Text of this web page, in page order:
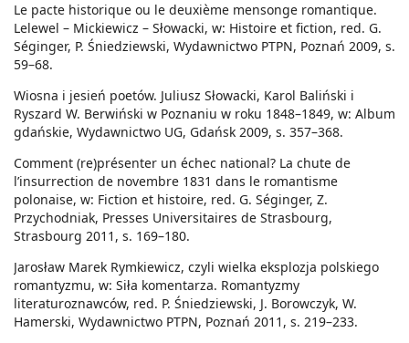
Le pacte historique ou le deuxième mensonge romantique.
Lelewel – Mickiewicz – Słowacki, w: Histoire et fiction, red. G.
Séginger, P. Śniedziewski, Wydawnictwo PTPN, Poznań 2009, s.
59–68.
Wiosna i jesień poetów. Juliusz Słowacki, Karol Baliński i
Ryszard W. Berwiński w Poznaniu w roku 1848–1849, w: Album
gdańskie, Wydawnictwo UG, Gdańsk 2009, s. 357–368.
Comment (re)présenter un échec national? La chute de
l’insurrection de novembre 1831 dans le romantisme
polonaise, w: Fiction et histoire, red. G. Séginger, Z.
Przychodniak, Presses Universitaires de Strasbourg,
Strasbourg 2011, s. 169–180.
Jarosław Marek Rymkiewicz, czyli wielka eksplozja polskiego
romantyzmu, w: Siła komentarza. Romantyzmy
literaturoznawców, red. P. Śniedziewski, J. Borowczyk, W.
Hamerski, Wydawnictwo PTPN, Poznań 2011, s. 219–233.